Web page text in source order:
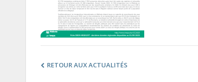
RETOUR AUX ACTUALITÉS